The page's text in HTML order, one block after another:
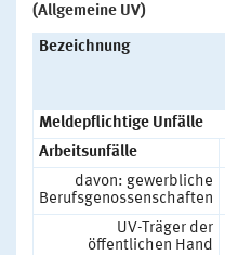
(Allgemeine UV)
Bezeichnung
Meldepflichtige Unfälle
Arbeitsunfälle
davon: gewerbliche
Berufsgenossenschaften
UV-Träger der
öffentlichen Hand